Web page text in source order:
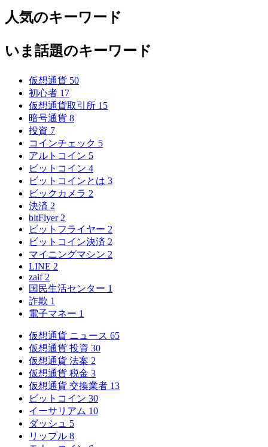
人気のキーワード
いま話題のキーワード
仮想通貨 50
初心者 17
仮想通貨取引所 15
暗号通貨 8
投資 7
コインチェック 5
アルトコイン 5
ビットコイン 4
ビットコインとは 3
ビックカメラ 2
決済 2
bitFlyer 2
ビットフライヤー 2
ビットコイン決済 2
マイニングマシン 2
LINE 2
zaif 2
国民生活センター 1
詐欺 1
電子マネー 1
仮想通貨 ニュース 65
仮想通貨 投資 30
仮想通貨 法案 2
仮想通貨 税金 3
仮想通貨 交換業者 13
ビットコイン 30
イーサリアム 10
ダッシュ 5
リップル 8